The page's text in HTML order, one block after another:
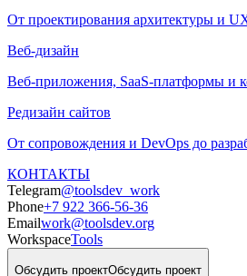
От проектирования архитектуры и
Веб-дизайн
Веб-приложения, SaaS-платформы и
Редизайн сайтов
От сопровождения и DevOps до
КОНТАКТЫ
Telegram@toolsdev_work
Phone+7 922 366-56-36
Emailwork@toolsdev.org
WorkspaceTools
Обсудить проектОбсудить проект